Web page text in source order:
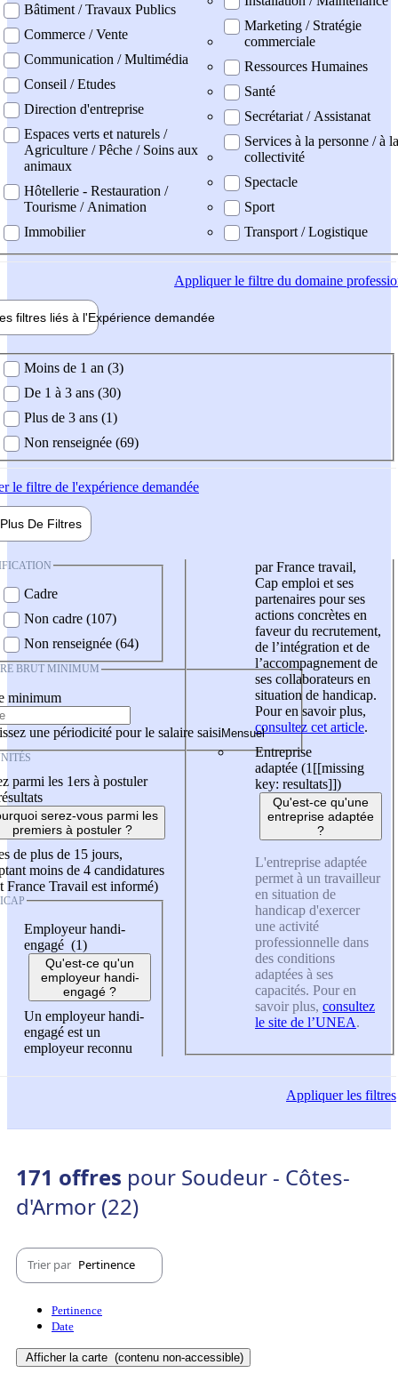
Bâtiment / Travaux Publics
Commerce / Vente
Communication / Multimédia
Conseil / Etudes
Direction d'entreprise
Espaces verts et naturels /
Agriculture / Pêche / Soins aux
animaux
Hôtellerie - Restauration /
Tourisme / Animation
Immobilier
Marketing / Stratégie
commerciale
Ressources Humaines
Santé
Secrétariat / Assistanat
Services à la personne / à la
collectivité
Spectacle
Sport
Transport / Logistique
Appliquerle filtre du domaine
filtres liés à l'Expérience demandée
demandée
Moins de 1 an (3)
De 1 à 3 ans (30)
Plus de 3 ans (1)
Non renseignée (69)
le filtre de l'expérience demandée
Plus De Filtres
Cadre
Non cadre (107)
Non renseignée (64)
BRUT MINIMUM
minimum
une périodicité pour le salaire saisi
parmi les 1ers à postuler
serez-vous parmi les
premiers à postuler ?
de plus de 15 jours,
moins de 4 candidatures
France Travail est informé)
Employeur handi-
engagé (1)
Qu'est-ce qu'un
employeur handi-
engagé ?
Un employeur handi-
engagé est un
employeur reconnu
par France travail,
Cap emploi et ses
partenaires pour ses
actions concrètes en
faveur du recrutement,
de l’intégration et de
l’accompagnement de
ses collaborateurs en
situation de handicap.
Pour en savoir plus,
consultez cet article.
Entreprise
adaptée (1 [[missing
key: resultats]])
Qu'est-ce qu'une
entreprise adaptée
?
L'entreprise adaptée
permet à un travailleur
en situation de
handicap d'exercer
une activité
professionnelle dans
des conditions
adaptées à ses
capacités. Pour en
savoir plus, consultez
le site de l’UNEA.
Appliquerles filtres
171 offres pour Soudeur - Côtes-
d'Armor (22)
Trier par Pertinence
Pertinence
Date
Afficher la carte (contenu non-accessible)